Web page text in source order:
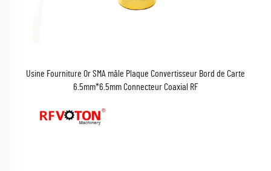
Usine Fourniture Or SMA mâle Plaque Convertisseur Bord de Carte
6.5mm*6.5mm Connecteur Coaxial RF